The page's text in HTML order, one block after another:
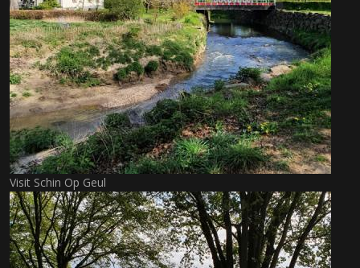
Visit Schin Op Geul